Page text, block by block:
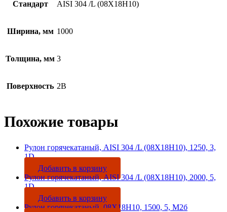
Стандарт AISI 304 /L (08Х18Н10)
Ширина, мм 1000
Толщина, мм 3
Поверхность 2B
Похожие товары
Рулон горячекатаный, AISI 304 /L (08Х18Н10), 1250, 3,
1D
Добавить в корзину
Рулон горячекатаный, AISI 304 /L (08Х18Н10), 2000, 5,
1D
Добавить в корзину
Рулон горячекатаный, 08Х18Н10, 1500, 5, М2б